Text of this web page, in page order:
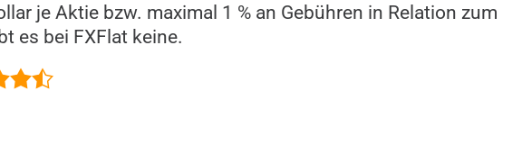
je Aktie bzw. maximal 1 % an Gebühren in Relation zum
es bei FXFlat keine.